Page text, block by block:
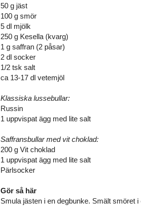
50 g jäst
100 g smör
5 dl mjölk
250 g Kesella (kvarg)
1 g saffran (2 påsar)
2 dl socker
1/2 tsk salt
ca 13-17 dl vetemjöl
Klassiska lussebullar:
Russin
1 uppvispat ägg med lite salt
Saffransbullar med vit choklad:
200 g Vit choklad
1 uppvispat ägg med lite salt
Pärlsocker
Gör så här
Smula jästen i en degbunke. Smält smöret